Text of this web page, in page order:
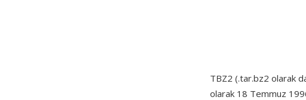
TBZ2 (.tar.bz2 olarak
olarak 18 Temmuz